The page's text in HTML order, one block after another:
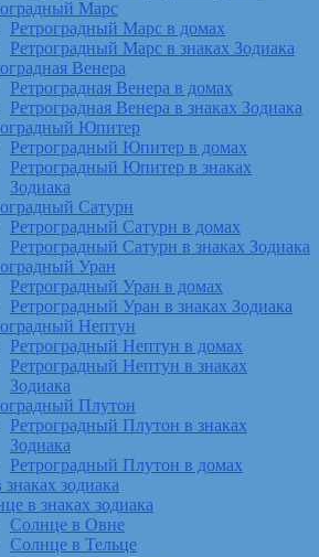
Марс
Ретроградный Марс в домах
Ретроградный Марс в знаках Зодиака
Венера
Ретроградная Венера в домах
Ретроградная Венера в знаках Зодиака
Юпитер
Ретроградный Юпитер в домах
Ретроградный Юпитер в знаках
Зодиака
Сатурн
Ретроградный Сатурн в домах
Ретроградный Сатурн в знаках Зодиака
Уран
Ретроградный Уран в домах
Ретроградный Уран в знаках Зодиака
Нептун
Ретроградный Нептун в домах
Ретроградный Нептун в знаках
Зодиака
Плутон
Ретроградный Плутон в знаках
Зодиака
Ретроградный Плутон в домах
зодиака
в знаках зодиака
Солнце в Овне
Солнце в Тельце